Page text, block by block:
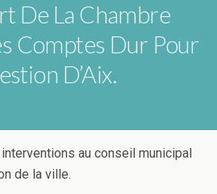
De La Chambre
Comptes Dur Pour
D’Aix.
au conseil municipal
de la ville.